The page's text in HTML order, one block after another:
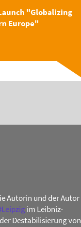
"Globalizing
Europe"
Autorin und der Autor
Leipzig im Leibniz-
Destabilisierung von